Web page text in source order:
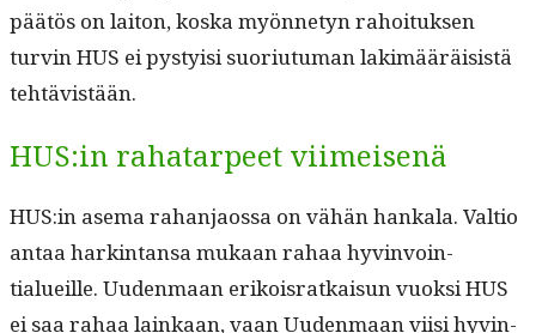
päätös on laiton, kos­ka myön­netyn rahoituk­sen
turvin HUS ei pysty­isi suo­ri­u­tu­man lakimääräi­sistä
tehtävistään.
HUS:in rahatarpeet viimeisenä
HUS:in ase­ma rahan­jaos­sa on vähän han­kala. Val­tio
antaa hark­in­tansa mukaan rahaa hyv­in­voin­
tialueille. Uuden­maan erikois­ratkaisun vuok­si HUS
ei saa rahaa lainkaan, vaan Uuden­maan viisi hyv­in­